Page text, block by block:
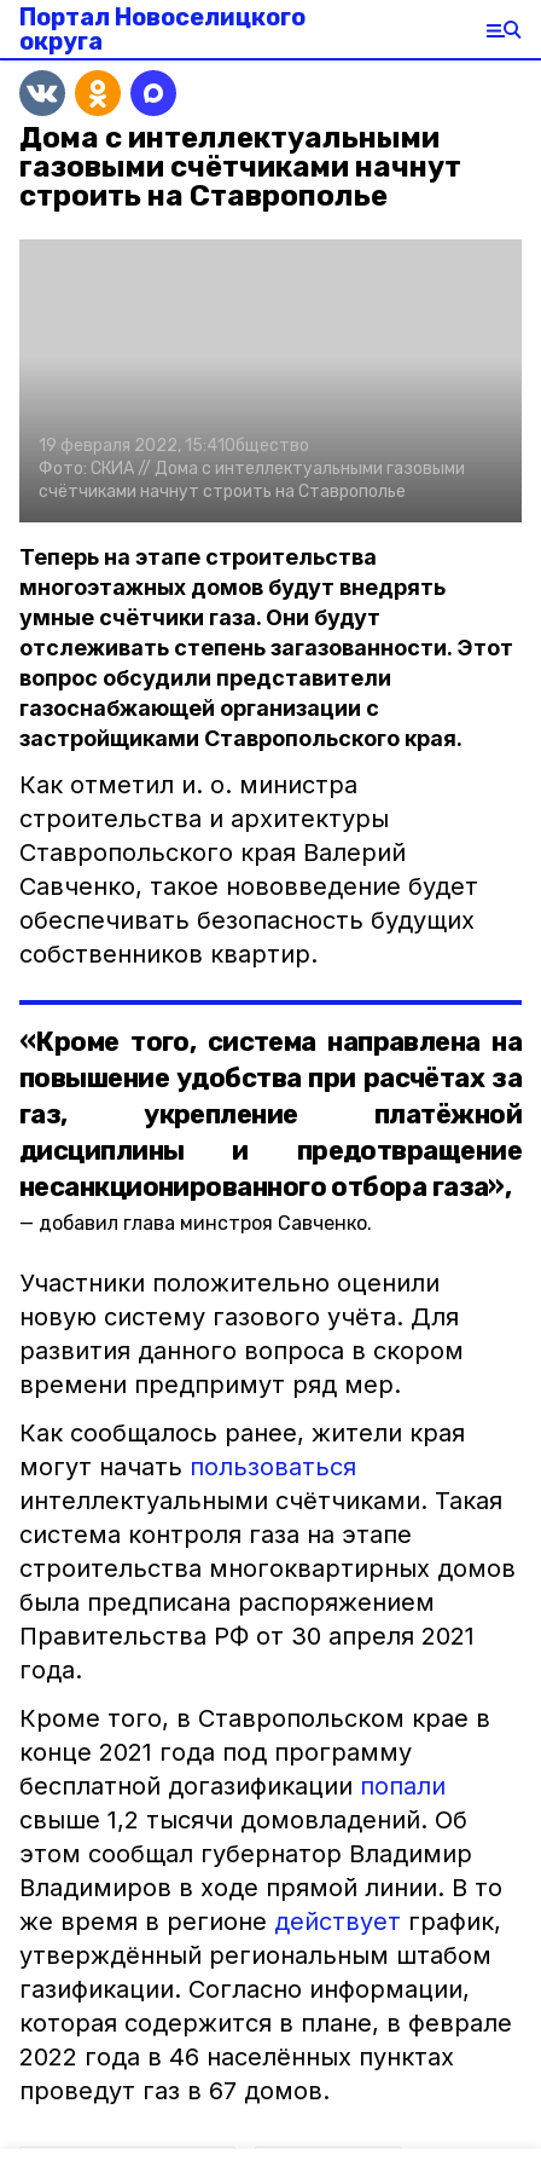
Портал Новоселицкого
округа
Дома с интеллектуальными
газовыми счётчиками начнут
строить на Ставрополье
19 февраля 2022, 15:41Общество
Фото: СКИА // Дома с интеллектуальными газовыми
счётчиками начнут строить на Ставрополье
Теперь на этапе строительства
многоэтажных домов будут внедрять
умные счётчики газа. Они будут
отслеживать степень загазованности. Этот
вопрос обсудили представители
газоснабжающей организации с
застройщиками Ставропольского края.
Как отметил и. о. министра
строительства и архитектуры
Ставропольского края Валерий
Савченко, такое нововведение будет
обеспечивать безопасность будущих
собственников квартир.
«Кроме того, система направлена на
повышение удобства при расчётах за
газ, укрепление платёжной
дисциплины и предотвращение
несанкционированного отбора газа»,
добавил глава минстроя Савченко.
Участники положительно оценили
новую систему газового учёта. Для
развития данного вопроса в скором
времени предпримут ряд мер.
Как сообщалось ранее, жители края
могут начать пользоваться
интеллектуальными счётчиками. Такая
система контроля газа на этапе
строительства многоквартирных домов
была предписана распоряжением
Правительства РФ от 30 апреля 2021
года.
Кроме того, в Ставропольском крае в
конце 2021 года под программу
бесплатной догазификации попали
свыше 1,2 тысячи домовладений. Об
этом сообщал губернатор Владимир
Владимиров в ходе прямой линии. В то
же время в регионе действует график,
утверждённый региональным штабом
газификации. Согласно информации,
которая содержится в плане, в феврале
2022 года в 46 населённых пунктах
проведут газ в 67 домов.